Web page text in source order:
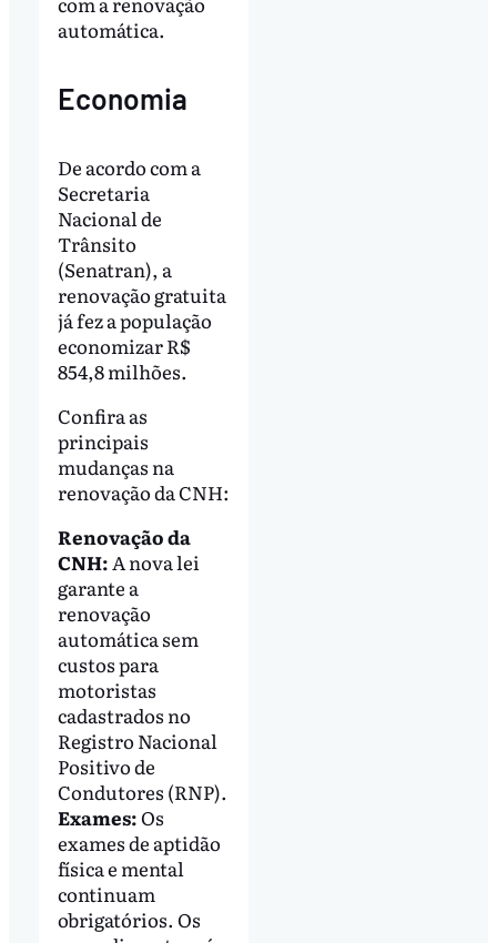
automática.
Economia
De acordo com a
Secretaria
Nacional de
Trânsito
(Senatran), a
renovação gratuita
já fez a população
economizar R$
854,8 milhões.
Confira as
principais
mudanças na
renovação da CNH:
Renovação da
CNH:A nova lei
garante a
renovação
automática sem
custos para
motoristas
cadastrados no
Registro Nacional
Positivo de
Condutores (RNP).
Exames:Os
exames de aptidão
física e mental
continuam
obrigatórios. Os